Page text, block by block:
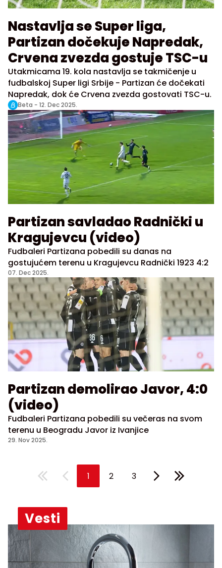
Nastavlja se Super liga,
Partizan dočekuje Napredak,
Crvena zvezda gostuje TSC-u
Utakmicama 19. kola nastavlja se takmičenje u
fudbalskoj Super ligi Srbije - Partizan će dočekati
Napredak, dok će Crvena zvezda gostovati TSC-u.
Beta - 12. Dec 2025.
Partizan savladao Radnički u
Kragujevcu (video)
Fudbaleri Partizana pobedili su danas na
gostujućem terenu u Kragujevcu Radnički 1923 4:2
07. Dec 2025.
Partizan demolirao Javor, 4:0
(video)
Fudbaleri Partizana pobedili su večeras na svom
terenu u Beogradu Javor iz Ivanjice
29. Nov 2025.
1 2 3
Vesti